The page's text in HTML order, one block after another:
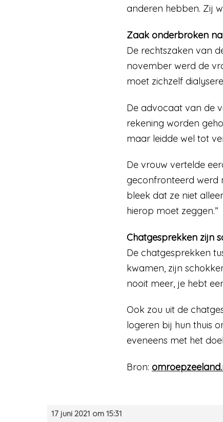
anderen hebben. Zij
Zaak onderbroken
De rechtszaken van
november werd de
moet zichzelf
De advocaat van de
rekening worden
maar leidde wel tot
De vrouw vertelde
geconfronteerd werd
bleek dat ze niet
hierop moet zeggen.”
Chatgesprekken zijn
De chatgesprekken
kwamen, zijn
nooit meer, je hebt
Ook zou uit de
logeren bij hun thuis
eveneens met het
Bron:
17 juni 2021 om 15:31